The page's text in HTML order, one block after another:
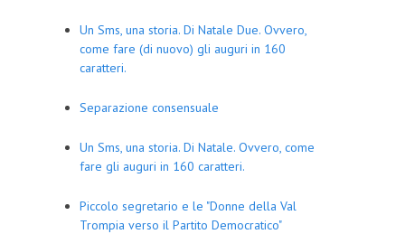
Un Sms, una storia. Di Natale Due. Ovvero,
come fare (di nuovo) gli auguri in 160
caratteri.
Separazione consensuale
Un Sms, una storia. Di Natale. Ovvero, come
fare gli auguri in 160 caratteri.
Piccolo segretario e le "Donne della Val
Trompia verso il Partito Democratico"